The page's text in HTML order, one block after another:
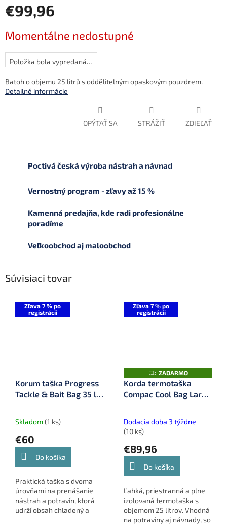
€99,96
cena:
Momentálne nedostupné
Položka bola vypredaná…
Batoh o objemu 25 litrů s oddělitelným opaskovým pouzdrem.
Detailné informácie
OPÝTAŤ SA STRÁŽIŤ ZDIEĽAŤ
Poctivá česká výroba nástrah a návnad
Vernostný program - zľavy až 15 %
Kamenná predajňa, kde radi profesionálne
poradíme
Veľkoobchod aj maloobchod
Súvisiaci tovar
Zľava 7 % po
registrácii
Korum taška Progress
Tackle & Bait Bag 35 l
Skladom(1 ks)
€60
Do košíka
Praktická taška s dvoma
úrovňami na prenášanie
nástrah a potravín, ktorá
udrží obsah chladený a
Zľava 7 % po
registrácii
Z
A
D
A
ZADARMO
Korda termotaška
Compac Cool Bag Large
Dodacia doba 3 týždne
(10 ks)
€89,96
Do košíka
Ľahká, priestranná a plne
izolovaná termotaška s
objemom 25 litrov. Vhodná
na potraviny aj návnady, so